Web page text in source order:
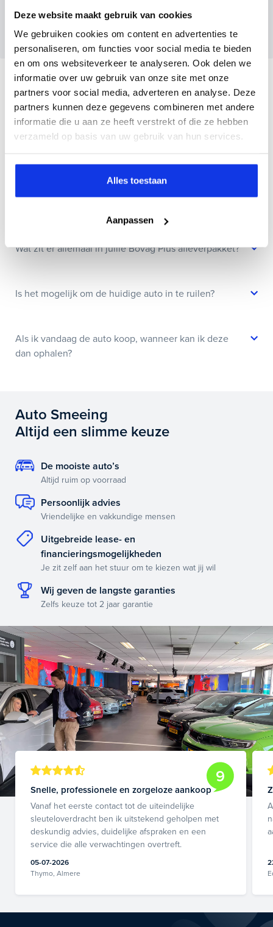
Deze website maakt gebruik van cookies
We gebruiken cookies om content en advertenties te
personaliseren, om functies voor social media te bieden
en om ons websiteverkeer te analyseren. Ook delen we
informatie over uw gebruik van onze site met onze
partners voor social media, adverteren en analyse. Deze
partners kunnen deze gegevens combineren met andere
informatie die u aan ze heeft verstrekt of die ze hebben
verzameld op basis van uw gebruik van hun services.
Alles toestaan
Aanpassen
maandag tot en met vrijdag binnen enkele uren
een voorstel.
Veelgestelde vragen
Wanneer kan ik een proefrit maken?
Wat zit er allemaal in jullie Bovag Plus afleverpakket?
Is het mogelijk om de huidige auto in te ruilen?
Als ik vandaag de auto koop, wanneer kan ik deze
dan ophalen?
Auto Smeeing
Altijd een slimme keuze
De mooiste auto’s
Altijd ruim op voorraad
Persoonlijk advies
Vriendelijke en vakkundige mensen
Uitgebreide lease- en
financieringsmogelijkheden
Je zit zelf aan het stuur om te kiezen wat jij wil
Wij geven de langste garanties
Zelfs keuze tot 2 jaar garantie
9
Snelle, professionele en zorgeloze aankoop
Vanaf het eerste contact tot de uiteindelijke
sleuteloverdracht ben ik uitstekend geholpen met
deskundig advies, duidelijke afspraken en een
service die alle verwachtingen overtreft.
05-07-2026
Thymo, Almere